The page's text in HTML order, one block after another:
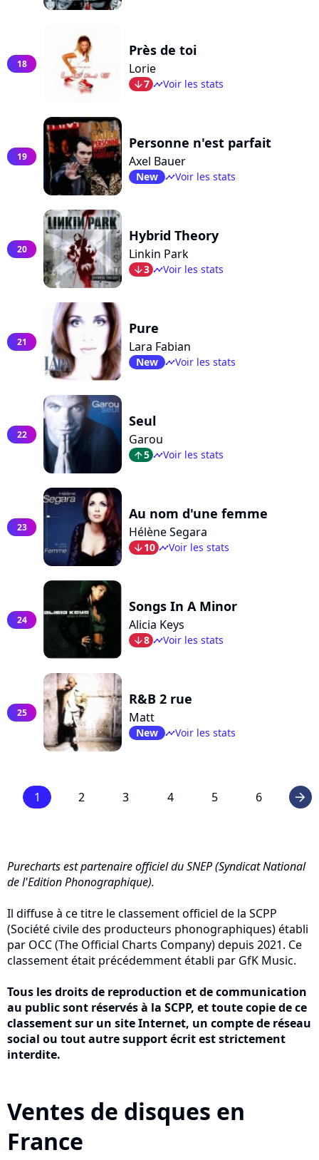
18
Près de toi
Lorie
arrow_bot7 timelineVoir les stats
19
Personne n'est parfait
Axel Bauer
New timelineVoir les stats
20
Hybrid Theory
Linkin Park
arrow_bot3 timelineVoir les stats
21
Pure
Lara Fabian
New timelineVoir les stats
22
Seul
Garou
arrow_top5 timelineVoir les stats
23
Au nom d'une femme
Hélène Segara
arrow_bot10 timelineVoir les stats
24
Songs In A Minor
Alicia Keys
arrow_bot8 timelineVoir les stats
25
R&B 2 rue
Matt
New timelineVoir les stats
1 2 3 4 5 6 arrow_right
Purecharts est partenaire officiel du SNEP (Syndicat National
de l'Edition Phonographique).
Il diffuse à ce titre le classement officiel de la SCPP
(Société civile des producteurs phonographiques) établi
par OCC (The Official Charts Company) depuis 2021. Ce
classement était précédemment établi par GfK Music.
Tous les droits de reproduction et de communication
au public sont réservés à la SCPP, et toute copie de ce
classement sur un site Internet, un compte de réseau
social ou tout autre support écrit est strictement
interdite.
Ventes de disques en
France